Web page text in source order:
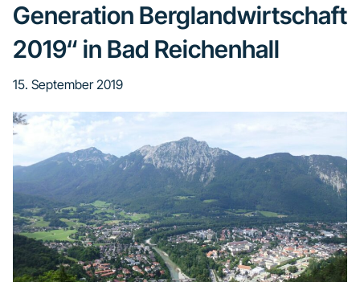
Generation Berglandwirtschaft
2019“ in Bad Reichenhall
15. September 2019